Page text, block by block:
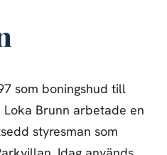
som boningshud till
Loka Brunn arbetade en
styresman som